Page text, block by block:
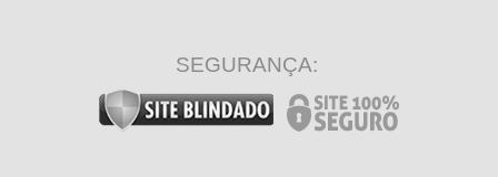
SEGURANÇA: